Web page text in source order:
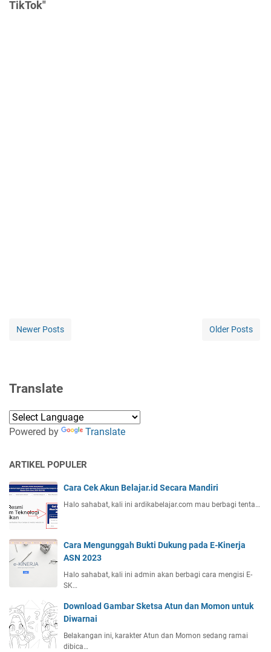
TikTok"
Newer Posts Older Posts
Translate
Powered by Translate
ARTIKEL POPULER
Cara Cek Akun Belajar.id Secara Mandiri
Halo sahabat, kali ini ardikabelajar.com mau berbagi tenta…
Cara Mengunggah Bukti Dukung pada E-Kinerja
ASN 2023
Halo sahabat, kali ini admin akan berbagi cara mengisi E-
SK…
Download Gambar Sketsa Atun dan Momon untuk
Diwarnai
Belakangan ini, karakter Atun dan Momon sedang ramai
dibica…